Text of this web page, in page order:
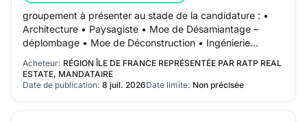
groupement à présenter au stade de la candidature : •
Architecture • Paysagiste • Moe de Désamiantage –
déplombage • Moe de Déconstruction • Ingénierie
Technique conventionnelle (TCE dont Structure,…
Acheteur: RÉGION ÎLE DE FRANCE REPRÉSENTÉE PAR RATP REAL
ESTATE, MANDATAIRE
Date de publication: 8 juil. 2026Date limite: Non précisée